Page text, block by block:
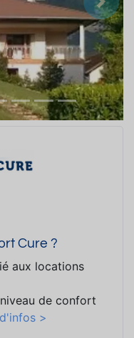
Cure ?
aux locations
de confort
>